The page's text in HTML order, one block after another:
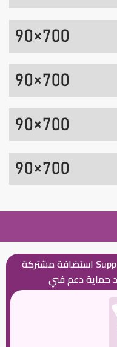
استضافة الدعم العربي Support AR استضافة مشتركة
حماية دعم فني